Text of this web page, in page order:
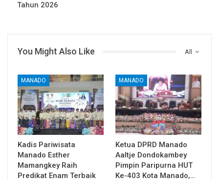
Tahun 2026
All
You Might Also Like
MANADO
Kadis Pariwisata
Manado Esther
Mamangkey Raih
Predikat Enam Terbaik
MANADO
Ketua DPRD Manado
Aaltje Dondokambey
Pimpin Paripurna HUT
Ke-403 Kota Manado,…